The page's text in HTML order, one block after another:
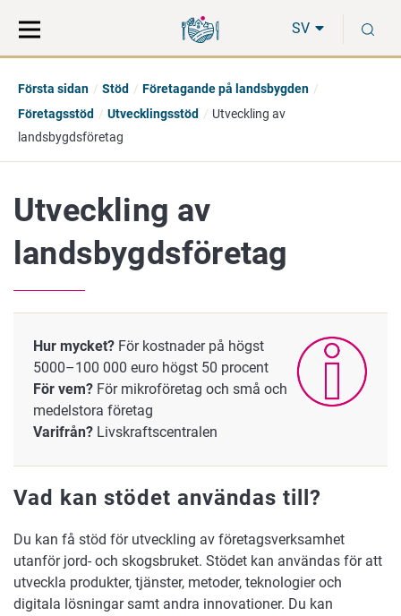
direkt
till
på
hela
SV
Första sidan Stöd
Företagande på landsbygden
Företagsstöd
Utvecklingsstöd
Utveckling av
landsbygdsföretag
Utveckling av
landsbygdsföretag
Hur mycket? För kostnader på högst
5000–100 000 euro högst 50 procent
För vem? För mikroföretag och små och
medelstora företag
Varifrån? Livskraftscentralen
Vad kan stödet användas till?
Du kan få stöd för utveckling av företagsverksamhet
utanför jord- och skogsbruket. Stödet kan användas för att
utveckla produkter, tjänster, metoder, teknologier och
digitala lösningar samt andra innovationer. Du kan